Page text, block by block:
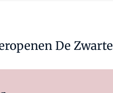
De